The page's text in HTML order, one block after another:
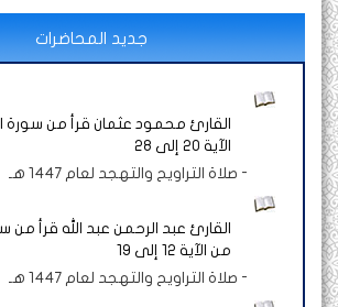
جديد المحاضرات
القارئ محمود عثمان قرأ من سورة
الآية 20 إلى 28
- صلاة التراويح والتهجد لعام 1447 هـ
القارئ عبد الرحمن عبد الله قرأ من
من الآية 12 إلى 19
- صلاة التراويح والتهجد لعام 1447 هـ